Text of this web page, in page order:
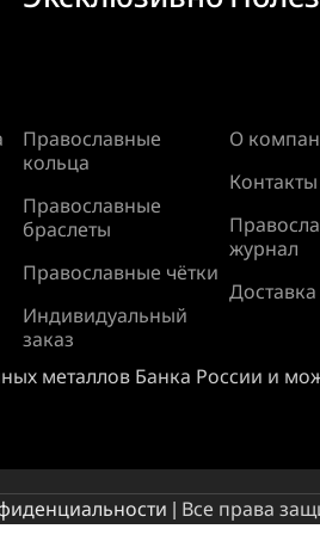
Православные
кольца
Православные
браслеты
Православные чётки
Индивидуальный
заказ
О
Контакты
журнал
Доставка
металлов Банка России и
| Все права